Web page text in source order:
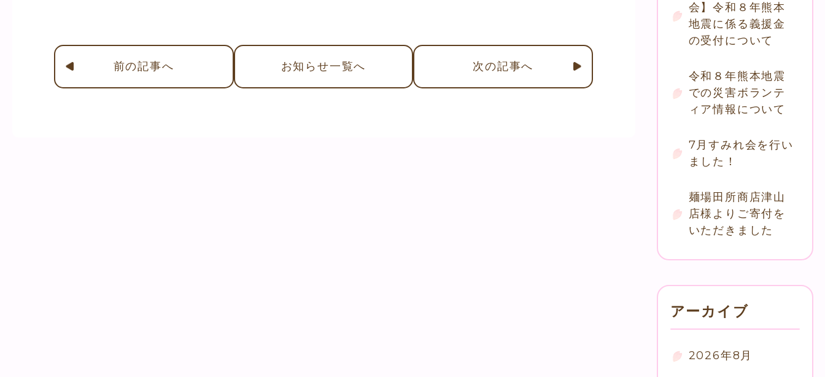
前の記事へ お知らせ一覧へ 次の記事へ
会】令和８年熊本
地震に係る義援金
の受付について
令和８年熊本地震
での災害ボランテ
ィア情報について
7月すみれ会を行い
ました！
麺場田所商店津山
店様よりご寄付を
いただきました
アーカイブ
2026年8月